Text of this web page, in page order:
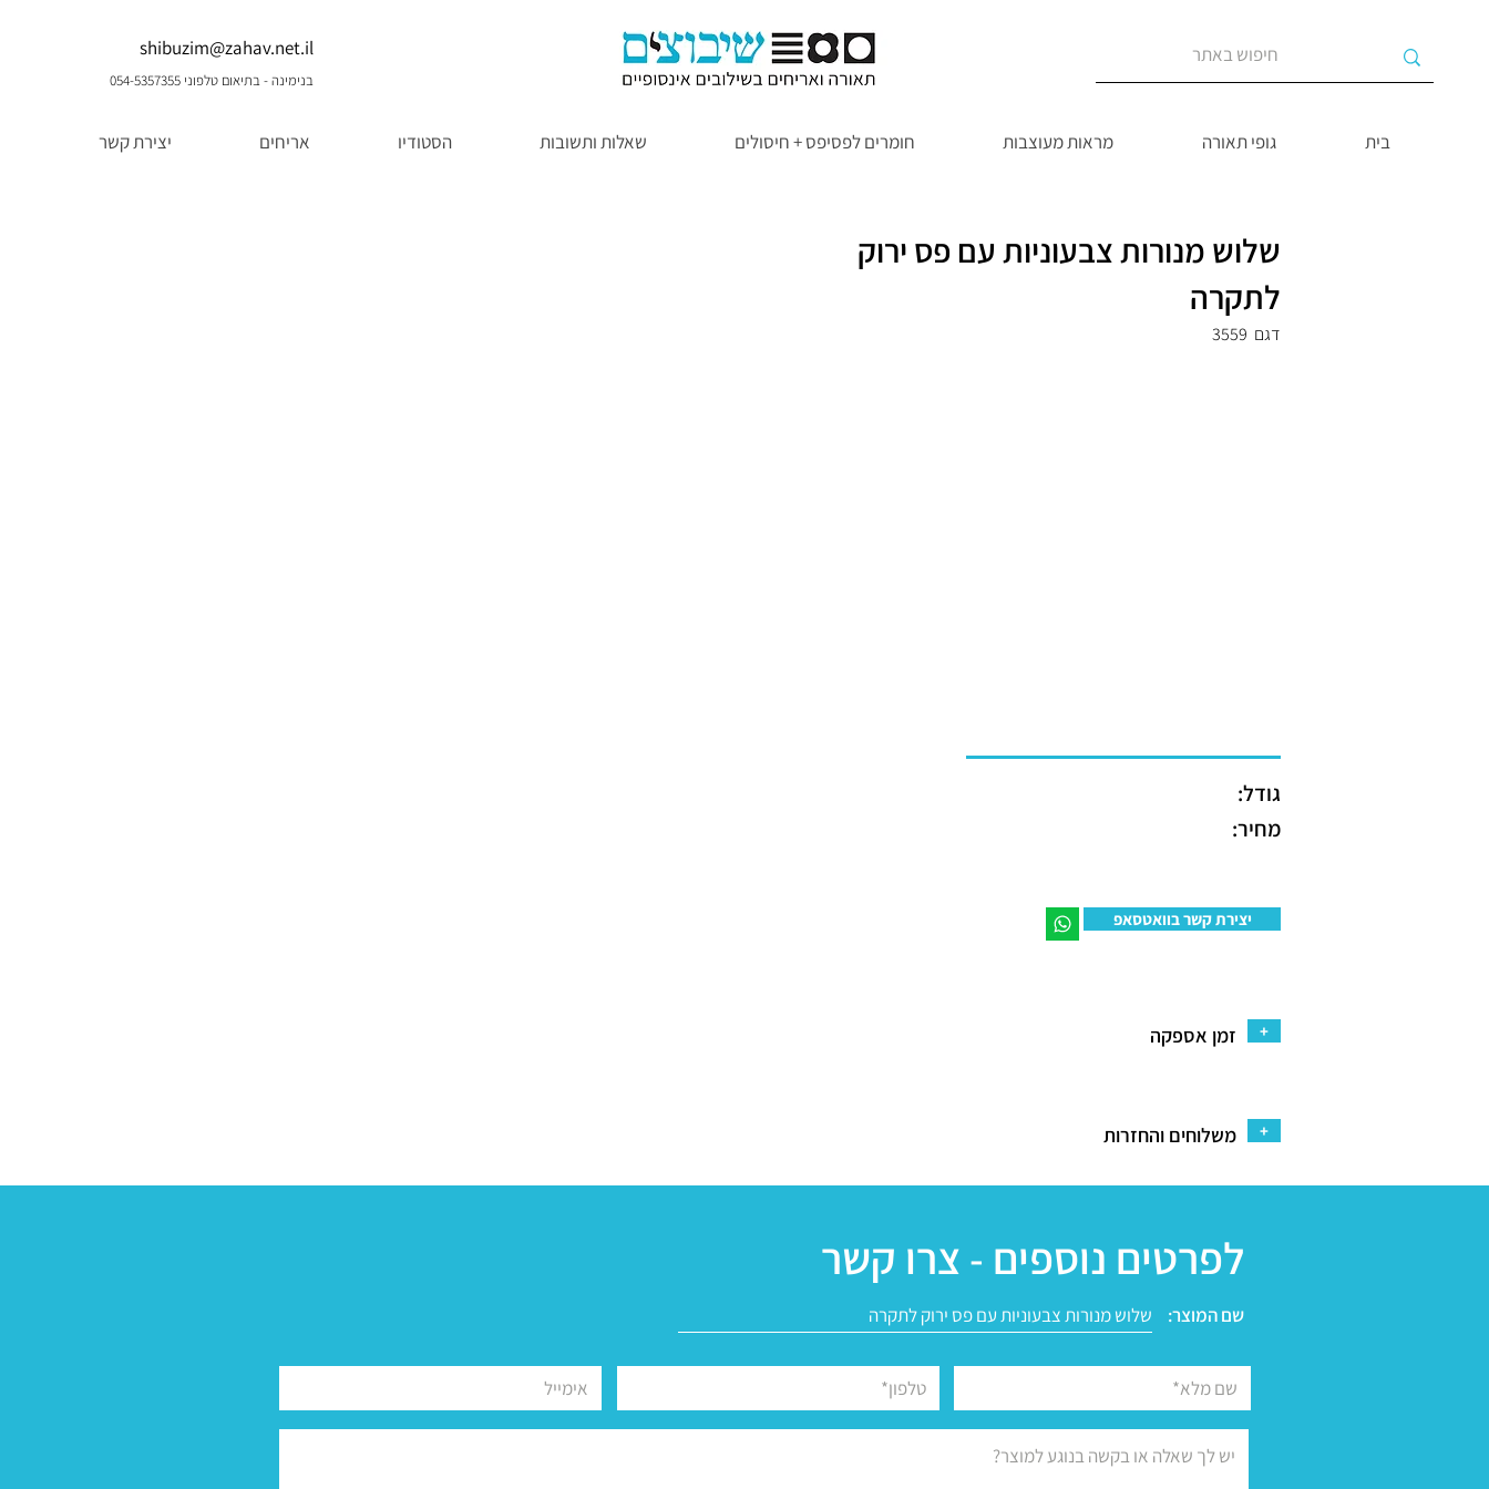
shibuzim@zahav.net.il
בנימינה - בתיאום טלפוני 054-5357355
בית גופי תאורה מראות מעוצבות חומרים לפסיפס + חיסולים שאלות ותשובות הסטודיו אריחים יצירת קשר
שלוש מנורות צבעוניות עם פס ירוק
לתקרה
3559 דגם
גודל:
מחיר:
יצירת קשר בוואטסאפ
זמן אספקה +
משלוחים והחזרות +
לפרטים נוספים - צרו קשר
שם המוצר: